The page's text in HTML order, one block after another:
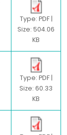
Type: PDF |
Size: 504.06
KB
Type: PDF |
Size: 60.33
KB